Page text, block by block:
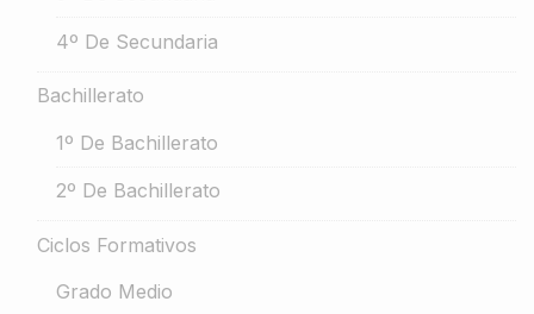
4º De Secundaria
Bachillerato
1º De Bachillerato
2º De Bachillerato
Ciclos Formativos
Grado Medio